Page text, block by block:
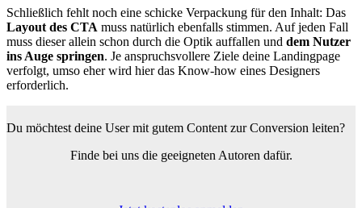
Schließlich fehlt noch eine schicke Verpackung für den Inhalt: Das
Layout des CTA muss natürlich ebenfalls stimmen. Auf jeden Fall
muss dieser allein schon durch die Optik auffallen und dem Nutzer
ins Auge springen. Je anspruchsvollere Ziele deine Landingpage
verfolgt, umso eher wird hier das Know-how eines Designers
erforderlich.
Du möchtest deine Usermit gutem Content zur Conversion leiten?
Finde bei uns die geeigneten Autoren dafür.